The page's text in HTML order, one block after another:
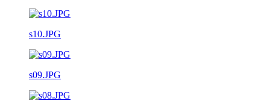
s10.JPG
s09.JPG